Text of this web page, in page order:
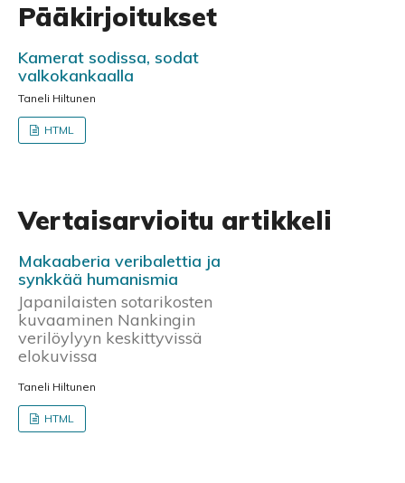
Pääkirjoitukset
Kamerat sodissa, sodat
valkokankaalla
Taneli Hiltunen
HTML
Vertaisarvioitu artikkeli
Makaaberia veribalettia ja
synkkää humanismia
Japanilaisten sotarikosten
kuvaaminen Nankingin
verilöylyyn keskittyvissä
elokuvissa
Taneli Hiltunen
HTML